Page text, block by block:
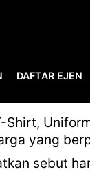
DAFTAR EJEN
yang
sebut